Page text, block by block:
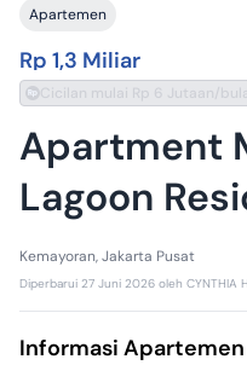
Apartemen
Rp 1,3 Miliar
Cicilan mulai Rp 6 Jutaan/
Apartment
Lagoon
Kemayoran, Jakarta Pusat
Diperbarui 27 Juni 2026 oleh CYNTHIA
Informasi